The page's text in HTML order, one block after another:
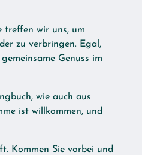
treffen wir uns, um
zu verbringen. Egal,
Genuss im
wie auch aus
ist willkommen, und
Kommen Sie vorbei und